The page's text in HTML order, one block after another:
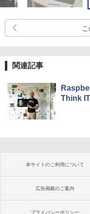
関連記事
Think
本サイトのご利用について
広告掲載のご案内
プライバシーポリシー